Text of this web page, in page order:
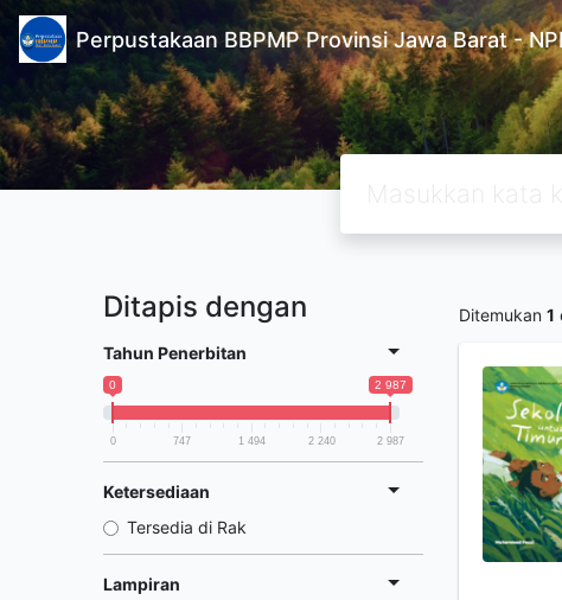
Perpustakaan BBPMP Provinsi Jawa Barat -
Ditapis dengan
Tahun Penerbitan
0 2 987
0 747 1 494 2 240 2 987
Ketersediaan
Tersedia di Rak
Lampiran
Ditemukan 1